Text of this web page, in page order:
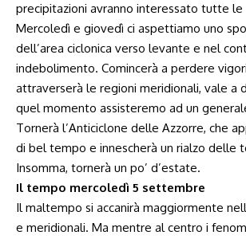
precipitazioni avranno interessato tutte le
Mercoledì e giovedì ci aspettiamo uno
dell’area ciclonica verso levante e nel
indebolimento. Comincerà a perdere
attraverserà le regioni meridionali, vale a
quel momento assisteremo ad un
Tornerà l’Anticiclone delle Azzorre, che
di bel tempo e innescherà un rialzo delle
Insomma, tornerà un po’ d’estate.
Il tempo mercoledì 5 settembre
Il maltempo si accanirà maggiormente
e meridionali. Ma mentre al centro i